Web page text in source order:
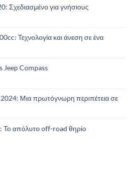
Σχεδιασμένο για γνήσιους
Τεχνολογία και άνεση σε ένα
Jeep Compass
Μια πρωτόγνωρη περιπέτεια σε
Το απόλυτο οff-road θηρίο